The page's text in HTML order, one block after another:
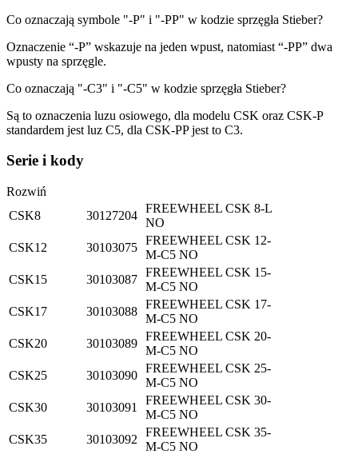
Co oznaczają symbole "-P" i "-PP" w kodzie sprzęgła Stieber?
Oznaczenie “-P” wskazuje na jeden wpust, natomiast “-PP” dwa
wpusty na sprzęgle.
Co oznaczają "-C3" i "-C5" w kodzie sprzęgła Stieber?
Są to oznaczenia luzu osiowego, dla modelu CSK oraz CSK-P
standardem jest luz C5, dla CSK-PP jest to C3.
Serie i kody
Rozwiń
CSK8
30127204
FREEWHEEL CSK 8-L
NO
CSK12
30103075
FREEWHEEL CSK 12-
M-C5 NO
CSK15
30103087
FREEWHEEL CSK 15-
M-C5 NO
CSK17
30103088
FREEWHEEL CSK 17-
M-C5 NO
CSK20
30103089
FREEWHEEL CSK 20-
M-C5 NO
CSK25
30103090
FREEWHEEL CSK 25-
M-C5 NO
CSK30
30103091
FREEWHEEL CSK 30-
M-C5 NO
CSK35
30103092
FREEWHEEL CSK 35-
M-C5 NO